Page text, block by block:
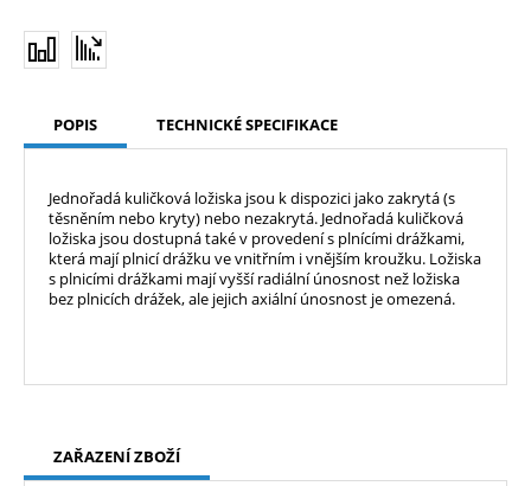
POPIS TECHNICKÉ SPECIFIKACE
Jednořadá kuličková ložiska jsou k dispozici jako zakrytá (s
těsněním nebo kryty) nebo nezakrytá. Jednořadá kuličková
ložiska jsou dostupná také v provedení s plnícími drážkami,
která mají plnicí drážku ve vnitřním i vnějším kroužku. Ložiska
s plnicími drážkami mají vyšší radiální únosnost než ložiska
bez plnicích drážek, ale jejich axiální únosnost je omezená.
ZAŘAZENÍ ZBOŽÍ